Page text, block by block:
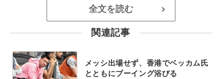
全文を読む >
関連記事
メッシ出場せず、香港でベッカム氏
とともにブーイング浴びる